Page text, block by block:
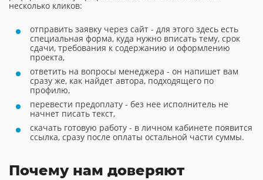
несколько кликов:
отправить заявку через сайт - для этого здесь есть
специальная форма, куда нужно вписать тему, срок
сдачи, требования к содержанию и оформлению
проекта,
ответить на вопросы менеджера - он напишет вам
сразу же, как найдет автора, подходящего по
профилю,
перевести предоплату - без нее исполнитель не
начнет писать текст,
скачать готовую работу - в личном кабинете появится
ссылка, сразу после оплаты остальной части суммы.
Почему нам доверяют